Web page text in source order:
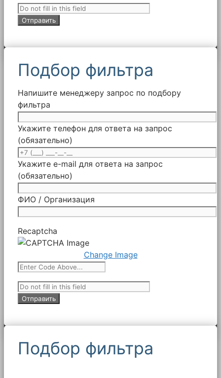
Подбор фильтра
Напишите менеджеру запрос по подбору
фильтра
Укажите телефон для ответа на запрос
(обязательно)
Укажите e-mail для ответа на запрос
(обязательно)
ФИО / Организация
Recaptcha
Change Image
Подбор фильтра